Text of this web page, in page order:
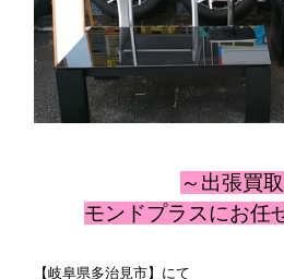
～出張買
モンドプラスにお任
【岐阜県多治見市】にて